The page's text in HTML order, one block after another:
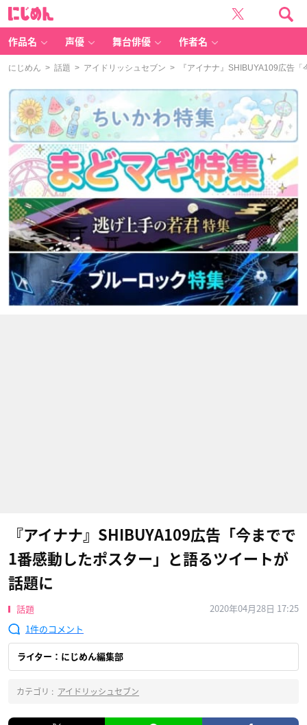
作品名 声優 舞台俳優 作者名
にじめん > 話題 > アイドリッシュセブン > 『アイナナ』SHIBUYA109広告「
『アイナナ』SHIBUYA109広告「今までで
1番感動したポスター」と語るツイートが
話題に
話題
2020年04月28日 17:25
1
ライター：にじめん編集部
カテゴリ : アイドリッシュセブン